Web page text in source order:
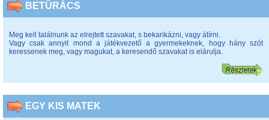
BETŰRÁCS
Meg kell találnunk az elrejtett szavakat, s bekarikázni, vagy átírni.
Vagy csak annyit mond a játékvezető a gyermekeknek, hogy hány szót
keressenek meg, vagy magukat, a keresendő szavakat is elárulja.
EGY KIS MATEK